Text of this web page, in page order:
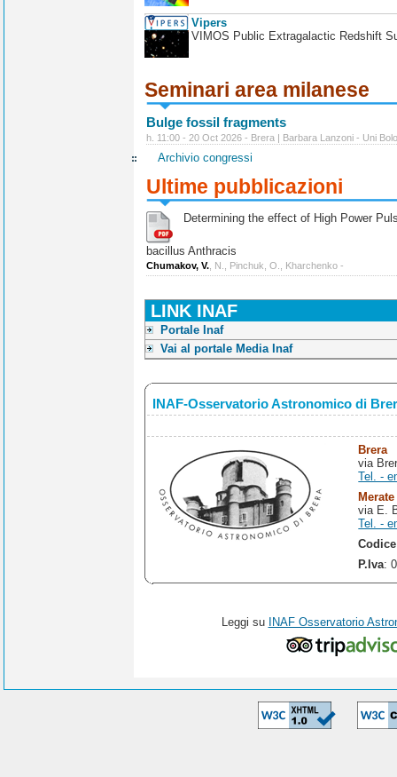
Vipers
VIMOS Public Extragalactic Redshift
Seminari area milanese
Bulge fossil fragments
h. 11:00 - 20 Oct 2026 - Brera | Barbara Lanzoni - Uni
Archivio congressi
Ultime pubblicazioni
Determining the effect of High Power
bacillus Anthracis
Chumakov, V. , N., Pinchuk, O., Kharchenko -
LINK INAF
Portale Inaf
Vai al portale Media Inaf
INAF-Osservatorio Astronomico di
Brera
via
Tel. -
Merate
via E.
Tel. -
P.Iva:
Leggi su INAF Osservatorio